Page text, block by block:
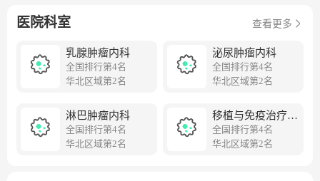
大学临床医学和基础医学国家“双一流”建设学科单位；是博
“病理科”临床重点专科；是消化系肿瘤整合防治全国重点实
验室、分子肿瘤学全国重点实验室、恶性肿瘤发病机制及转
心、“实体瘤细胞与基因治疗”北京市重点实验室、“放射性药
物研究与试验评价”北京市重点实验室、国家药监局重点实验
室所在单位、抗肿瘤新药及新技术研发北京市工程研究中
医院科室 查看更多
乳腺肿瘤内科
全国排行第4名
华北区域第2名
泌尿肿瘤内科
全国排行第4名
华北区域第2名
淋巴肿瘤内科
全国排行第4名
华北区域第2名
移植与免疫治疗病
区
全国排行第4名
华北区域第2名